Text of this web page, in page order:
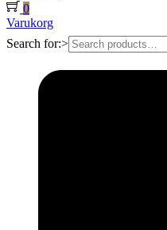
0
Varukorg
Search for:>